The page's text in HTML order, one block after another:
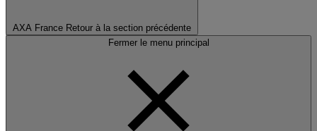
AXA France Retour à la section précédente
Fermer le menu principal